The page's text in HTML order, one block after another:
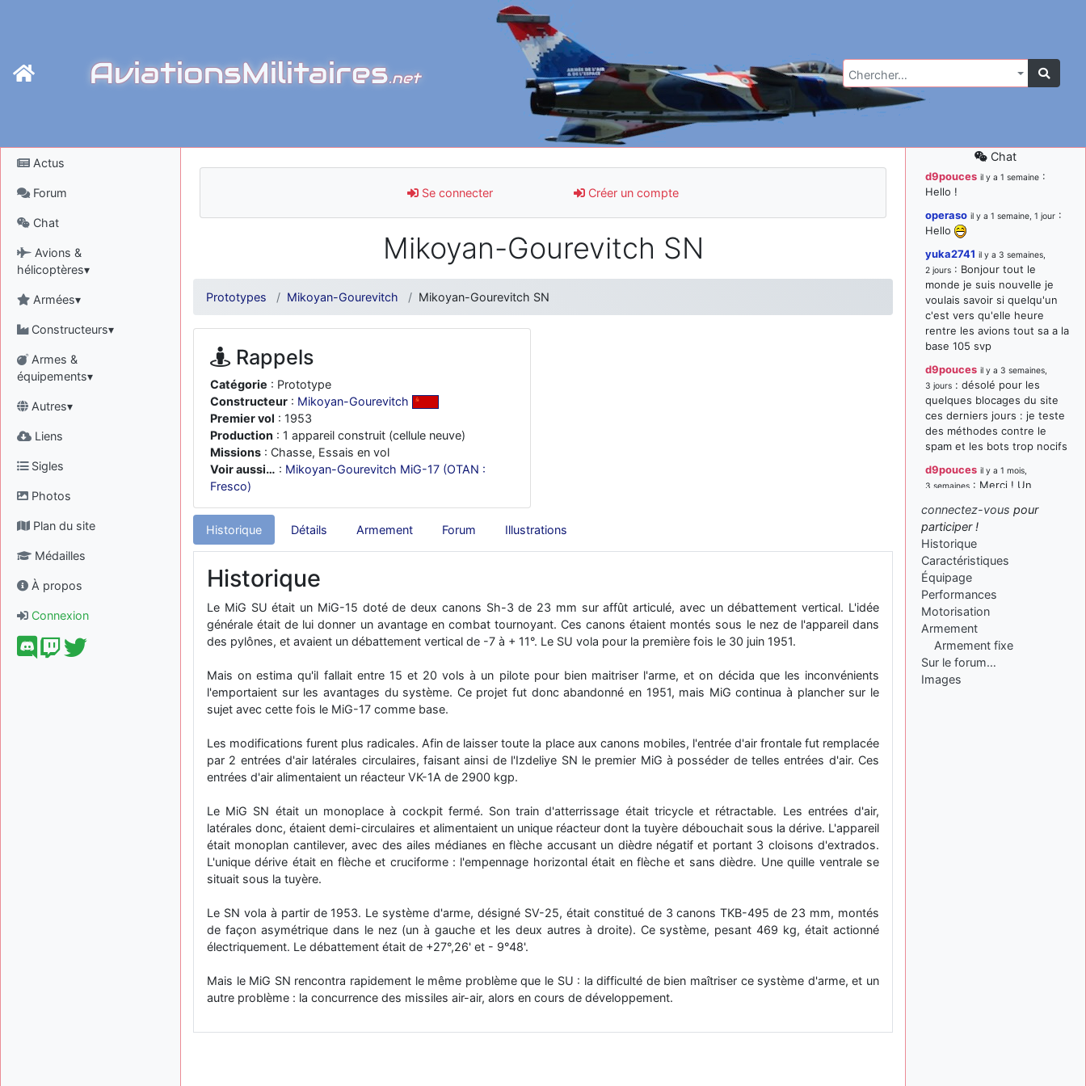
AviationsMilitaires.net Chercher…
Actus
Forum
Chat
Avions &
hélicoptères▾
Armées▾
Constructeurs▾
Armes &
équipements▾
Autres▾
Liens
Sigles
Photos
Plan du site
Médailles
À propos
Connexion
Se connecter Créer un compte
Mikoyan-Gourevitch SN
Prototypes Mikoyan-Gourevitch Mikoyan-Gourevitch SN
Rappels
Catégorie : Prototype
Constructeur : Mikoyan-Gourevitch
Premier vol : 1953
Production : 1 appareil construit (cellule neuve)
Missions : Chasse, Essais en vol
Voir aussi… : Mikoyan-Gourevitch MiG-17 (OTAN :
Fresco)
Historique Détails Armement Forum Illustrations
Historique
Le MiG SU était un MiG-15 doté de deux canons Sh-3 de 23 mm sur affût articulé, avec un débattement vertical. L'idée
générale était de lui donner un avantage en combat tournoyant. Ces canons étaient montés sous le nez de l'appareil dans
des pylônes, et avaient un débattement vertical de -7 à + 11°. Le SU vola pour la première fois le 30 juin 1951.
Mais on estima qu'il fallait entre 15 et 20 vols à un pilote pour bien maitriser l'arme, et on décida que les inconvénients
l'emportaient sur les avantages du système. Ce projet fut donc abandonné en 1951, mais MiG continua à plancher sur le
sujet avec cette fois le MiG-17 comme base.
Les modifications furent plus radicales. Afin de laisser toute la place aux canons mobiles, l'entrée d'air frontale fut remplacée
par 2 entrées d'air latérales circulaires, faisant ainsi de l'Izdeliye SN le premier MiG à posséder de telles entrées d'air. Ces
entrées d'air alimentaient un réacteur VK-1A de 2900 kgp.
Le MiG SN était un monoplace à cockpit fermé. Son train d'atterrissage était tricycle et rétractable. Les entrées d'air,
latérales donc, étaient demi-circulaires et alimentaient un unique réacteur dont la tuyère débouchait sous la dérive. L'appareil
était monoplan cantilever, avec des ailes médianes en flèche accusant un dièdre négatif et portant 3 cloisons d'extrados.
L'unique dérive était en flèche et cruciforme : l'empennage horizontal était en flèche et sans dièdre. Une quille ventrale se
situait sous la tuyère.
Le SN vola à partir de 1953. Le système d'arme, désigné SV-25, était constitué de 3 canons TKB-495 de 23 mm, montés
de façon asymétrique dans le nez (un à gauche et les deux autres à droite). Ce système, pesant 469 kg, était actionné
électriquement. Le débattement était de +27°,26' et - 9°48'.
Mais le MiG SN rencontra rapidement le même problème que le SU : la difficulté de bien maîtriser ce système d'arme, et un
autre problème : la concurrence des missiles air-air, alors en cours de développement.
Chat
d9pouces il y a 1 semaine :
Hello !
operaso il y a 1 semaine, 1 jour :
Hello
yuka2741 il y a 3 semaines,
2 jours : Bonjour tout le
monde je suis nouvelle je
voulais savoir si quelqu'un
c'est vers qu'elle heure
rentre les avions tout sa a la
base 105 svp
d9pouces il y a 3 semaines,
3 jours : désolé pour les
quelques blocages du site
ces derniers jours : je teste
des méthodes contre le
spam et les bots trop nocifs
d9pouces il y a 1 mois,
3 semaines : Merci ! Un
paxwax il y a 1 mois, 3 semaines
Super, la nouvelle bannière
d9pouces il y a 2 mois,
1 semaine: je suis un
avion@,._,+ > lesquels ? je
ne suis pas sûr de
comprendre
d9pouces il y a 2 mois,
1 semaine: ouakamois > si tu
parles du sujet sur l'Armée
connectez-vous pour
participer !
Historique
Caractéristiques
Équipage
Performances
Motorisation
Armement
Armement fixe
Sur le forum…
Images